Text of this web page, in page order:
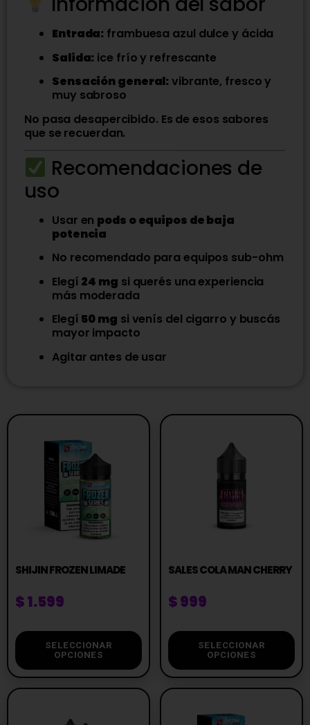
Entrada: frambuesa azul dulce y ácida
Salida: ice frío y refrescante
Sensación general:vibrante, fresco y
muy sabroso
No pasa desapercibido. Es de esos sabores
que se recuerdan.
Recomendaciones de
uso
Usar en pods o equipos de baja
potencia
No recomendado para equipos sub-ohm
Elegí 24 mg si querés una experiencia
más moderada
Elegí 50 mg si venís del cigarro y buscás
mayor impacto
Agitar antes de usar
SHIJIN FROZEN LIMADE
$1.599
SELECCIONAR
OPCIONES
SALES COLA MAN CHERRY
$999
SELECCIONAR
OPCIONES